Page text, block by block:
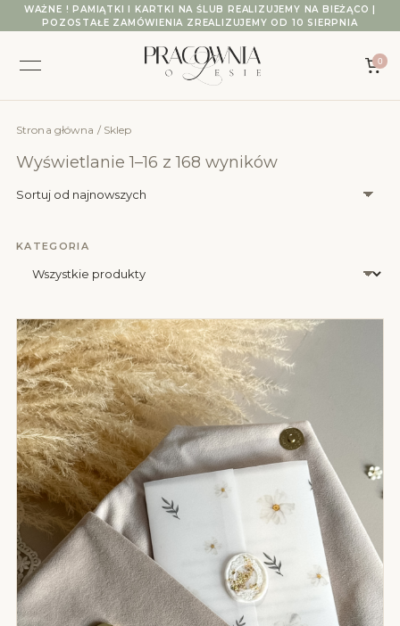
Przejdź do treści
WAŻNE ! PAMIĄTKI I KARTKI NA ŚLUB REALIZUJEMY NA BIEŻĄCO |
POZOSTAŁE ZAMÓWIENIA ZREALIZUJEMY OD 10 SIERPNIA
0
Strona główna / Sklep
Wyświetlanie 1–16 z 168 wynikówPosortowane
KATEGORIA
Wybierz kategorię produktów